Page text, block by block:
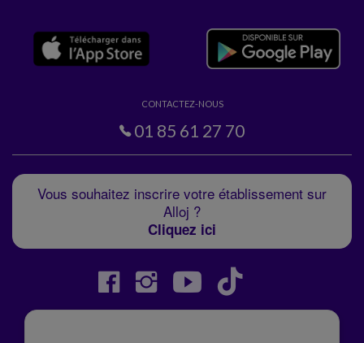
CONTACTEZ-NOUS
01 85 61 27 70
Vous souhaitez inscrire votre établissement sur
Alloj ?
Cliquez ici